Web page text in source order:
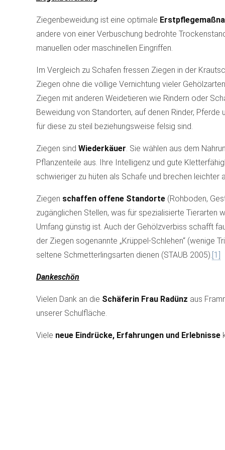
Ziegenbeweidung ist eine optimale
andere von einer Verbuschung bedrohte
manuellen oder maschinellen Eingriffen.
Im Vergleich zu Schafen fressen Ziegen in der
Ziegen ohne die völlige Vernichtung vieler
Ziegen mit anderen Weidetieren wie Rindern oder
Beweidung von Standorten, auf denen Rinder,
für diese zu steil beziehungsweise felsig sind.
Ziegen sind Wiederkäuer. Sie wählen aus dem
Pflanzenteile aus. Ihre Intelligenz und gute
schwieriger zu hüten als Schafe und brechen leichter
Ziegen schaffen offene Standorte (Rohboden,
zugänglichen Stellen, was für spezialisierte Tierarten
Umfang günstig ist. Auch der Gehölzverbiss schafft
der Ziegen sogenannte „Krüppel-Schlehen“ (wenige
seltene Schmetterlingsarten dienen (STAUB 2005).[1]
Dankeschön
Vielen Dank an die Schäferin Frau Radünz aus
unserer Schulfläche.
Viele neue Eindrücke, Erfahrungen und Erlebnisse